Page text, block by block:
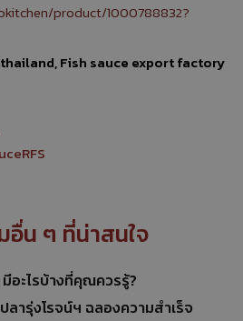
product/1000788832?
Fish sauce export factory
อื่น ๆ ที่น่าสนใจ
อะไรบ้างที่คุณควรรู้?
ลารุ่งโรจน์ฯ ฉลองความสำเร็จ